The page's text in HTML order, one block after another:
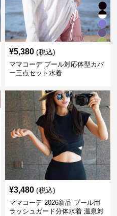
¥5,380 (税込)
ママコーデ プール対応体型カバ
ー三点セット水着
¥3,480 (税込)
ママコーデ 2026新品 プール用
ラッシュガード分体水着 温泉対